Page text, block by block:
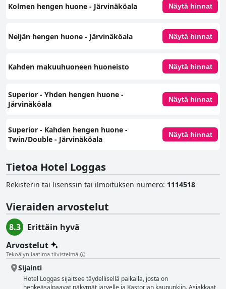
Kolmen hengen huone - Järvinäköala Näytä hinnat
Neljän hengen huone - Järvinäköala Näytä hinnat
Kahden makuuhuoneen huoneisto Näytä hinnat
Superior - Yhden hengen huone -
Järvinäköala
Näytä hinnat
Superior - Kahden hengen huone -
Twin/Double - Järvinäköala
Näytä hinnat
Tietoa Hotel Loggas
Rekisterin tai lisenssin tai ilmoituksen numero: 1114518
Vieraiden arvostelut
8.3
Erittäin hyvä
Arvostelut
Tekoälyn laatima tiivistelmä
Sijainti
Hotel Loggas sijaitsee täydellisellä paikalla, josta on
henkeäsalpaavat näkymät järvelle ja Kastorian kaupunkiin. Asiakkaat